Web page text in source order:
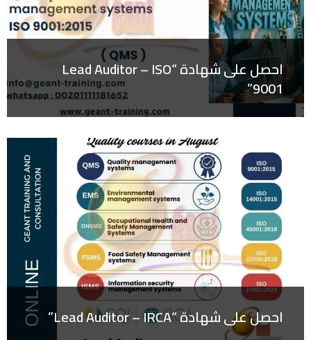
احصل على شهادة “Lead Auditor – ISO
9001”
احصل على شهادة “Lead Auditor – IRCA”